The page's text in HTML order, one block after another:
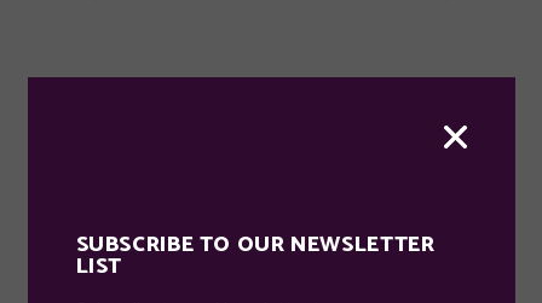
SUBSCRIBE TO OUR NEWSLETTER
LIST
COMMENTS